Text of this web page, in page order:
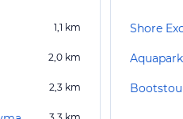
1,1 km
2,0 km
2,3 km
Shore